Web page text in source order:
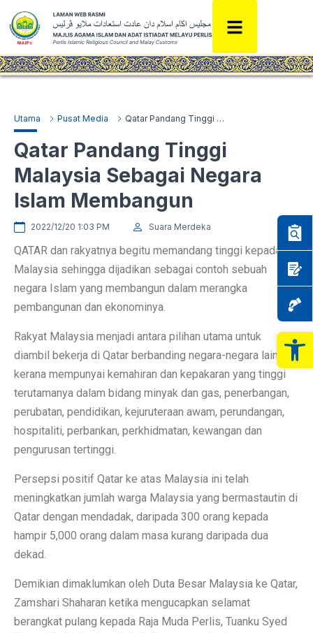
Utama Pusat Media Qatar Pandang Tinggi Malaysia Sebagai Negara Islam Membangun
Qatar Pandang Tinggi
Malaysia Sebagai Negara
Islam Membangun
2022/12/20 1:03 PM Suara Merdeka
QATAR dan rakyatnya begitu memandang tinggi kepada
Malaysia sehingga dijadikan sebagai contoh sebuah
negara Islam yang membangun dalam merangka
pembangunan dan ekonominya.
Rakyat Malaysia menjadi antara pilihan utama untuk
diambil bekerja di Qatar berbanding negara-negara lain
kerana mempunyai kemahiran dan kepakaran yang tinggi
terutamanya dalam bidang minyak dan gas, penerbangan,
perubatan, pendidikan, kejuruteraan awam, perundangan,
hospitaliti, perbankan, perkhidmatan, kewangan dan
pengurusan tertinggi.
Persepsi positif Qatar ke atas Malaysia ini telah
meningkatkan jumlah warga Malaysia yang bermastautin di
Qatar dengan mendadak, daripada 300 orang kepada
hampir 5,000 orang dalam masa kurang daripada dua
dekad.
Demikian dimaklumkan oleh Duta Besar Malaysia ke Qatar,
Zamshari Shaharan ketika mengucapkan selamat
berangkat pulang kepada Raja Muda Perlis, Tuanku Syed